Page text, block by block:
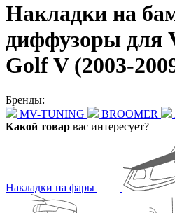
Накладки на
диффузоры для
Golf V (2003-
Бренды:
MV-TUNING
BROOMER
Какой товар вас интересует?
Накладки на фары